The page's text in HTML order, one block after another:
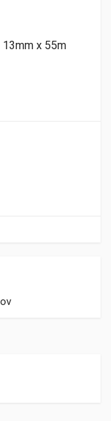
13mm x 55m